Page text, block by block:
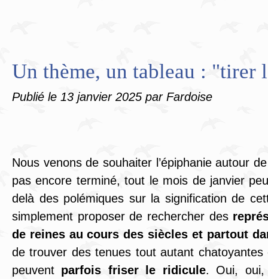
Un thème, un tableau : "tirer
Publié le 13 janvier 2025 par Fardoise
Nous venons de souhaiter l’épiphanie autour
pas encore terminé, tout le mois de janvier
delà des polémiques sur la signification de
simplement proposer de rechercher des
de reines au cours des siècles et partout
de trouver des tenues tout autant chatoyantes
peuvent parfois friser le ridicule. Oui,